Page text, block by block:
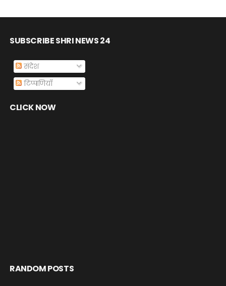
SUBSCRIBE SHRI NEWS 24
संदेश
टिप्पणियाँ
CLICK NOW
RANDOM POSTS